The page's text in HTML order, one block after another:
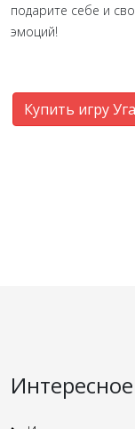
подарите себе и
эмоций!
Купить игру
Интересное